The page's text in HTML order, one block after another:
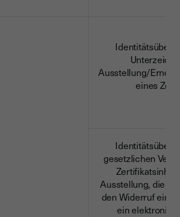
Ausstellung/
eines
gesetzlichen
Ausstellung, die
den Widerruf
ein